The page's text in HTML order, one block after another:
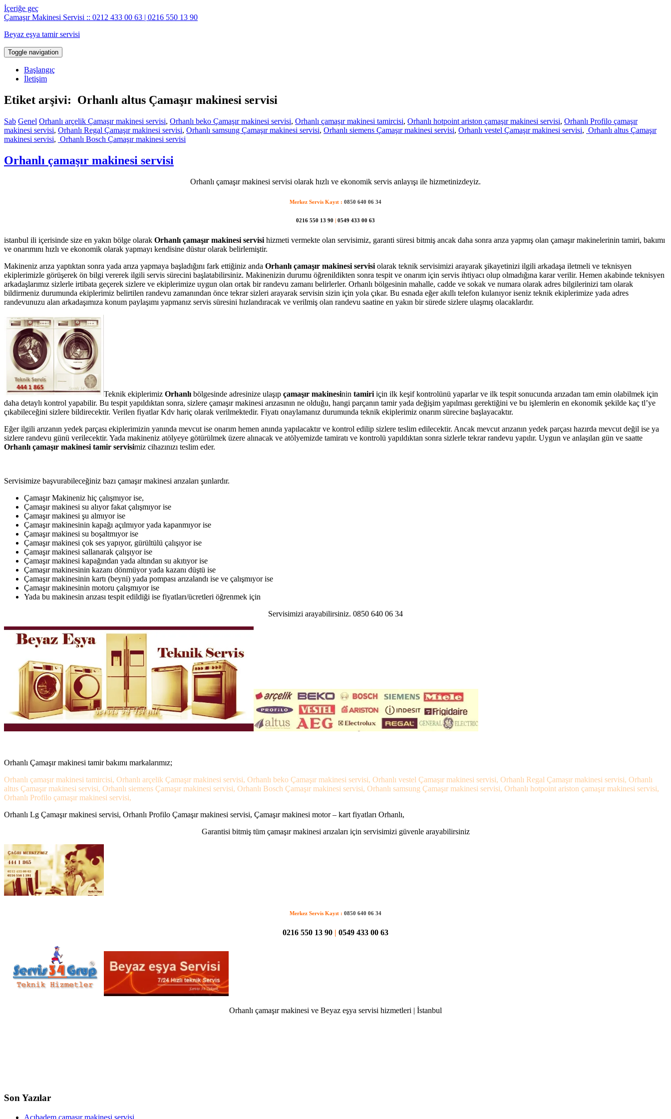
İçeriğe geç
Çamaşır Makinesi Servisi :: 0212 433 00 63 | 0216 550 13 90
Beyaz eşya tamir servisi
Toggle navigation
Başlangıç
İletişim
Etiket arşivi: Orhanlı altus Çamaşır makinesi servisi
Sab Genel Orhanlı arçelik Çamaşır makinesi servisi, Orhanlı beko Çamaşır makinesi servisi, Orhanlı çamaşır makinesi tamircisi, Orhanlı hotpoint ariston çamaşır makinesi servisi, Orhanlı Profilo çamaşır
makinesi servisi, Orhanlı Regal Çamaşır makinesi servisi, Orhanlı samsung Çamaşır makinesi servisi, Orhanlı siemens Çamaşır makinesi servisi, Orhanlı vestel Çamaşır makinesi servisi, Orhanlı altus Çamaşır
makinesi servisi, Orhanlı Bosch Çamaşır makinesi servisi
Orhanlı çamaşır makinesi servisi
Orhanlı çamaşır makinesi servisi olarak hızlı ve ekonomik servis anlayışı ile hizmetinizdeyiz.
Merkez Servis Kayıt : 0850 640 06 34
0216 550 13 90 | 0549 433 00 63
istanbul ili içerisinde size en yakın bölge olarak Orhanlı çamaşır makinesi servisi hizmeti vermekte olan servisimiz, garanti süresi bitmiş ancak daha sonra arıza yapmış olan çamaşır makinelerinin tamiri, bakımı
ve onarımını hızlı ve ekonomik olarak yapmayı kendisine düstur olarak belirlemiştir.
Makineniz arıza yaptıktan sonra yada arıza yapmaya başladığını fark ettiğiniz anda Orhanlı çamaşır makinesi servisi olarak teknik servisimizi arayarak şikayetinizi ilgili arkadaşa iletmeli ve teknisyen
ekiplerimizle görüşerek ön bilgi vererek ilgili servis sürecini başlatabilirsiniz. Makinenizin durumu öğrenildikten sonra tespit ve onarım için servis ihtiyacı olup olmadığına karar verilir. Hemen akabinde teknisyen
arkadaşlarımız sizlerle irtibata geçerek sizlere ve ekiplerimize uygun olan ortak bir randevu zamanı belirlerler. Orhanlı bölgesinin mahalle, cadde ve sokak ve numara olarak adres bilgilerinizi tam olarak
bildirmeniz durumunda ekiplerimiz belirtilen randevu zamanından önce tekrar sizleri arayarak servisin sizin için yola çıkar. Bu esnada eğer akıllı telefon kulanıyor iseniz teknik ekiplerimize yada adres
randevunuzu alan arkadaşımıza konum paylaşımı yapmanız servis süresini hızlandıracak ve verilmiş olan randevu saatine en yakın bir sürede sizlere ulaşmış olacaklardır.
Teknik ekiplerimiz Orhanlı bölgesinde adresinize ulaşıp çamaşır makinesinin tamiri için ilk keşif kontrolünü yaparlar ve ilk tespit sonucunda arızadan tam emin olabilmek için
daha detaylı kontrol yapabilir. Bu tespit yapıldıktan sonra, sizlere çamaşır makinesi arızasının ne olduğu, hangi parçanın tamir yada değişim yapılması gerektiğini ve bu işlemlerin en ekonomik şekilde kaç tl’ye
çıkabileceğini sizlere bildirecektir. Verilen fiyatlar Kdv hariç olarak verilmektedir. Fiyatı onaylamanız durumunda teknik ekiplerimiz onarım sürecine başlayacaktır.
Eğer ilgili arızanın yedek parçası ekiplerimizin yanında mevcut ise onarım hemen anında yapılacaktır ve kontrol edilip sizlere teslim edilecektir. Ancak mevcut arızanın yedek parçası hazırda mevcut değil ise ya
sizlere randevu günü verilecektir. Yada makineniz atölyeye götürülmek üzere alınacak ve atölyemizde tamiratı ve kontrolü yapıldıktan sonra sizlerle tekrar randevu yapılır. Uygun ve anlaşılan gün ve saatte
Orhanlı çamaşır makinesi tamir servisimiz cihazınızı teslim eder.
Servisimize başvurabileceğiniz bazı çamaşır makinesi arızaları şunlardır.
Çamaşır Makineniz hiç çalışmıyor ise,
Çamaşır makinesi su alıyor fakat çalışmıyor ise
Çamaşır makinesi şu almıyor ise
Çamaşır makinesinin kapağı açılmıyor yada kapanmıyor ise
Çamaşır makinesi su boşaltmıyor ise
Çamaşır makinesi çok ses yapıyor, gürültülü çalışıyor ise
Çamaşır makinesi sallanarak çalışıyor ise
Çamaşır makinesi kapağından yada altından su akıtıyor ise
Çamaşır makinesinin kazanı dönmüyor yada kazanı düştü ise
Çamaşır makinesinin kartı (beyni) yada pompası arızalandı ise ve çalışmıyor ise
Çamaşır makinesinin motoru çalışmıyor ise
Yada bu makinesin arızası tespit edildiği ise fiyatları/ücretleri öğrenmek için
Servisimizi arayabilirsiniz. 0850 640 06 34
Orhanlı Çamaşır makinesi tamir bakımı markalarımız;
Orhanlı çamaşır makinesi tamircisi, Orhanlı arçelik Çamaşır makinesi servisi, Orhanlı beko Çamaşır makinesi servisi, Orhanlı vestel Çamaşır makinesi servisi, Orhanlı Regal Çamaşır makinesi servisi, Orhanlı
altus Çamaşır makinesi servisi, Orhanlı siemens Çamaşır makinesi servisi, Orhanlı Bosch Çamaşır makinesi servisi, Orhanlı samsung Çamaşır makinesi servisi, Orhanlı hotpoint ariston çamaşır makinesi servisi,
Orhanlı Profilo çamaşır makinesi servisi,
Orhanlı Lg Çamaşır makinesi servisi, Orhanlı Profilo Çamaşır makinesi servisi, Çamaşır makinesi motor – kart fiyatları Orhanlı,
Garantisi bitmiş tüm çamaşır makinesi arızaları için servisimizi güvenle arayabilirsiniz
Merkez Servis Kayıt : 0850 640 06 34
0216 550 13 90 0549 433 00 63
Orhanlı çamaşır makinesi ve Beyaz eşya servisi hizmetleri | İstanbul
Son Yazılar
Acıbadem çamaşır makinesi servisi